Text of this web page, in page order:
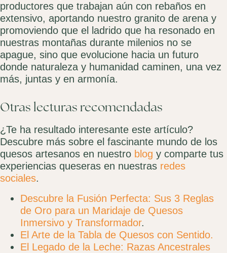
productores que trabajan aún con rebaños en
extensivo, aportando nuestro granito de arena y
promoviendo que el ladrido que ha resonado en
nuestras montañas durante milenios no se
apague, sino que evolucione hacia un futuro
donde naturaleza y humanidad caminen, una vez
más, juntas y en armonía.
Otras lecturas recomendadas
¿Te ha resultado interesante este artículo?
Descubre más sobre el fascinante mundo de los
quesos artesanos en nuestro blog y comparte tus
experiencias queseras en nuestras redes
sociales.
Descubre la Fusión Perfecta: Sus 3 Reglas
de Oro para un Maridaje de Quesos
Inmersivo y Transformador.
El Arte de la Tabla de Quesos con Sentido.
El Legado de la Leche: Razas Ancestrales